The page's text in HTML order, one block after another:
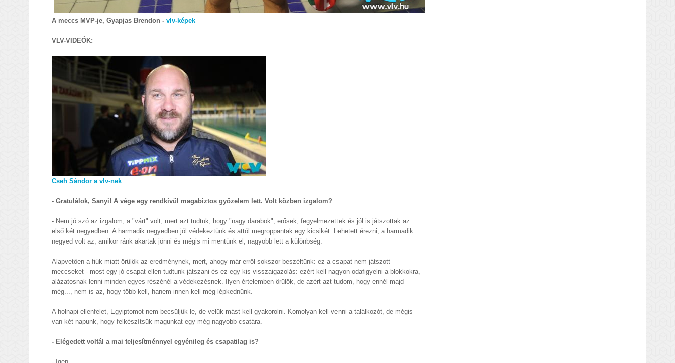
A meccs MVP-je, Gyapjas Brendon - vlv-képek
VLV-VIDEÓK:
Cseh Sándor a vlv-nek
- Gratulálok, Sanyi! A vége egy rendkívül magabiztos győzelem lett. Volt közben izgalom?
- Nem jó szó az izgalom, a "várt" volt, mert azt tudtuk, hogy "nagy darabok", erősek, fegyelmezettek és jól is játszottak az
első két negyedben. A harmadik negyedben jól védekeztünk és attól megroppantak egy kicsikét. Lehetett érezni, a harmadik
negyed volt az, amikor ránk akartak jönni és mégis mi mentünk el, nagyobb lett a különbség.
Alapvetően a fiúk miatt örülök az eredménynek, mert, ahogy már erről sokszor beszéltünk: ez a csapat nem játszott
meccseket - most egy jó csapat ellen tudtunk játszani és ez egy kis visszaigazolás: ezért kell nagyon odafigyelni a blokkokra,
alázatosnak lenni minden egyes részénél a védekezésnek. Ilyen értelemben örülök, de azért azt tudom, hogy ennél majd
még..., nem is az, hogy több kell, hanem innen kell még lépkednünk.
A holnapi ellenfelet, Egyiptomot nem becsüljük le, de velük mást kell gyakorolni. Komolyan kell venni a találkozót, de mégis
van két napunk, hogy felkészítsük magunkat egy még nagyobb csatára.
- Elégedett voltál a mai teljesítménnyel egyénileg és csapatilag is?